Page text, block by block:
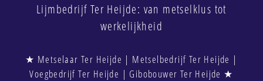
Lijmbedrijf Ter Heijde: van metselklus tot
werkelijkheid
★ Metselaar Ter Heijde | Metselbedrijf Ter Heijde |
Voegbedrijf Ter Heijde | Gibobouwer Ter Heijde ★